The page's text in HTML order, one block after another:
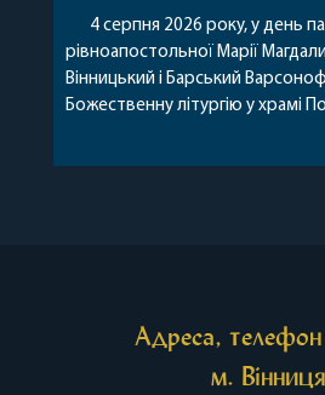
4 серпня 2026 року, у день
рівноапостольної Марії
Вінницький і Барський
Божественну літургію у храмі
Богородиці села Терешки
Адреса, телефон
м.